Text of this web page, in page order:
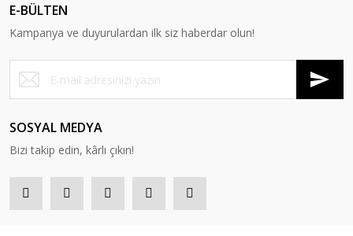
E-BÜLTEN
Kampanya ve duyurulardan ilk siz haberdar olun!
SOSYAL MEDYA
Bizi takip edin, kârlı çıkın!